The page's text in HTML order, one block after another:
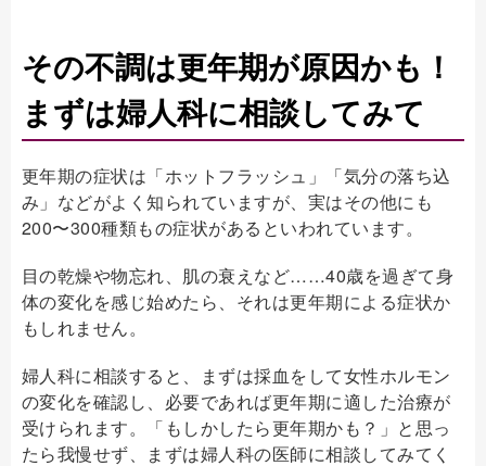
その不調は更年期が原因かも！
まずは婦人科に相談してみて
更年期の症状は「ホットフラッシュ」「気分の落ち込
み」などがよく知られていますが、実はその他にも
200〜300種類もの症状があるといわれています。
目の乾燥や物忘れ、肌の衰えなど……40歳を過ぎて身
体の変化を感じ始めたら、それは更年期による症状か
もしれません。
婦人科に相談すると、まずは採血をして女性ホルモン
の変化を確認し、必要であれば更年期に適した治療が
受けられます。「もしかしたら更年期かも？」と思っ
たら我慢せず、まずは婦人科の医師に相談してみてく